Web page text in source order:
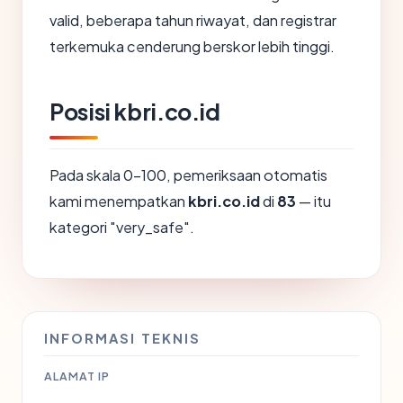
valid, beberapa tahun riwayat, dan registrar
terkemuka cenderung berskor lebih tinggi.
Posisi kbri.co.id
Pada skala 0-100, pemeriksaan otomatis
kami menempatkan kbri.co.iddi 83 — itu
kategori "very_safe".
INFORMASI TEKNIS
ALAMAT IP